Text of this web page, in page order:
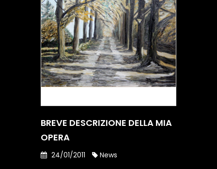
BREVE DESCRIZIONE DELLA MIA
OPERA
24/01/2011 News